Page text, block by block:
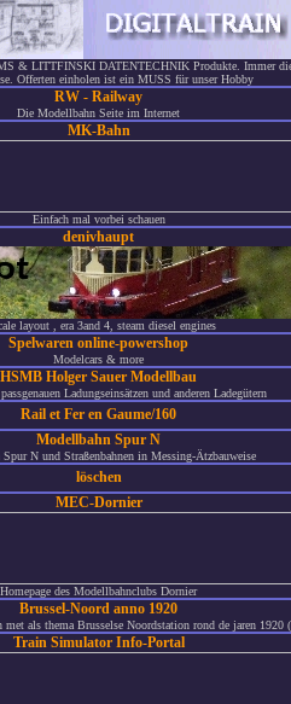
& LITTFINSKI DATENTECHNIK Produkte. Immer
Offerten einholen ist ein MUSS für unser Hobby
RW - Railway
Die Modellbahn Seite im Internet
MK-Bahn
Einfach mal vorbei schauen
denivhaupt
layout , era 3and 4, steam diesel engines
Spelwaren online-powershop
Modelcars & more
HSMB Holger Sauer Modellbau
Ladungseinsätzen und anderen Ladegütern
Rail et Fer en Gaume/160
Modellbahn Spur N
N und Straßenbahnen in Messing-Ätzbauweise
löschen
MEC-Dornier
Homepage des Modellbahnclubs Dornier
Brussel-Noord anno 1920
met als thema Brusselse Noordstation rond de jaren 1920
Train Simulator Info-Portal